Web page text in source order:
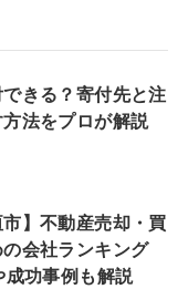
きる？寄付先と注
法をプロが解説
市】不動産売却・買
会社ランキング
成功事例も解説